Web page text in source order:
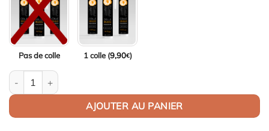
Pas de colle 1 colle (9,90€)
quantité de Aileron Col de cygne V1 pour Skoda Enyaq iV
AJOUTER AU PANIER